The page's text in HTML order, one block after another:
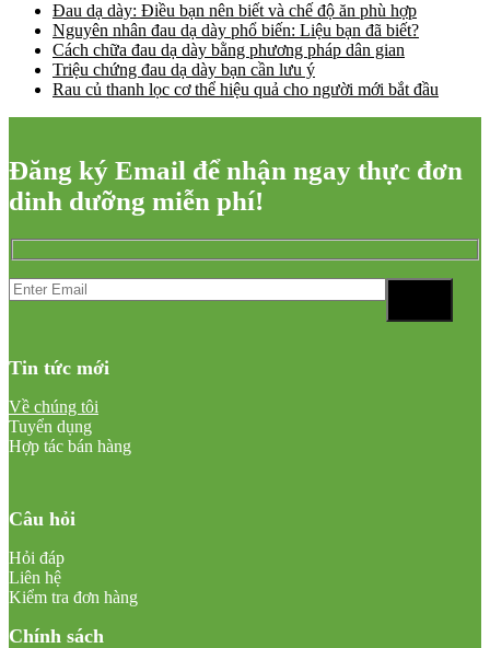
Đau dạ dày: Điều bạn nên biết và chế độ ăn phù hợp
Nguyên nhân đau dạ dày phổ biến: Liệu bạn đã biết?
Cách chữa đau dạ dày bằng phương pháp dân gian
Triệu chứng đau dạ dày bạn cần lưu ý
Rau củ thanh lọc cơ thể hiệu quả cho người mới bắt đầu
Đăng ký Email để nhận ngay thực đơn
dinh dưỡng miễn phí!
Tin tức mới
Về chúng tôi
Tuyển dụng
Hợp tác bán hàng
Câu hỏi
Hỏi đáp
Liên hệ
Kiểm tra đơn hàng
Chính sách